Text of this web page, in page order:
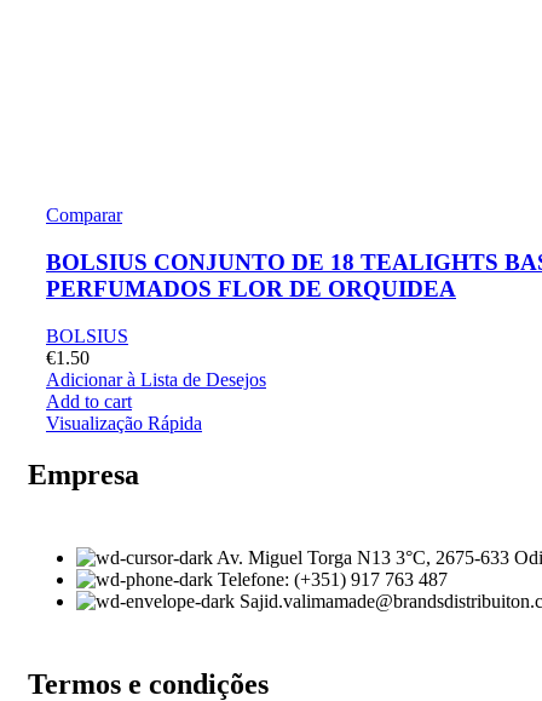
Comparar
BOLSIUS CONJUNTO DE 18 TEALIGHTS
PERFUMADOS FLOR DE ORQUIDEA
BOLSIUS
€1.50
Adicionar à Lista de Desejos
Add to cart
Visualização Rápida
Empresa
Av. Miguel Torga N13 3°C, 2675-633
Telefone: (+351) 917 763 487
Termos e condições